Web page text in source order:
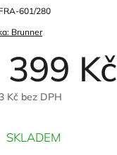
Brunner
Kč
Kč bez DPH
601/280
SKLADEM